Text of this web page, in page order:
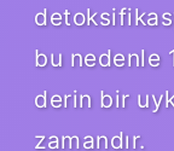
bu nedenle
derin bir
zamandır.